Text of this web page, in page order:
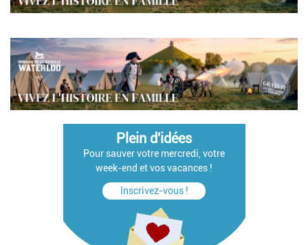
Plein d'idées
Pour sauver votre mercredi, votre
week-end et vos vacances !
Inscrivez-vous !